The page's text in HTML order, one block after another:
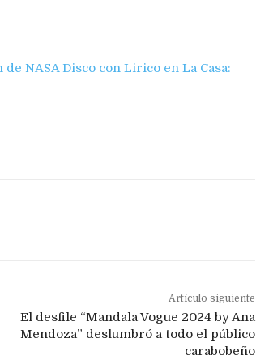
NASA Disco con Lirico en La Casa:
Artículo siguiente
El desfile “Mandala Vogue 2024 by Ana
Mendoza” deslumbró a todo el público
carabobeño